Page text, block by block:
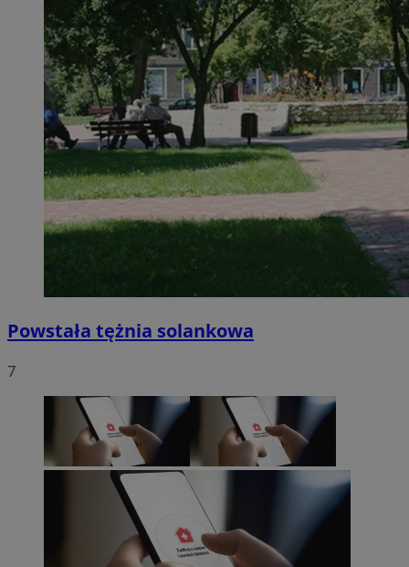
Powstała tężnia solankowa
7